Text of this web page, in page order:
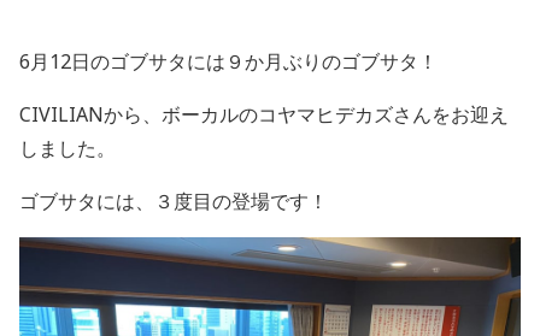
6月12日のゴブサタには９か月ぶりのゴブサタ！
CIVILIANから、ボーカルのコヤマヒデカズさんをお迎え
しました。
ゴブサタには、３度目の登場です！